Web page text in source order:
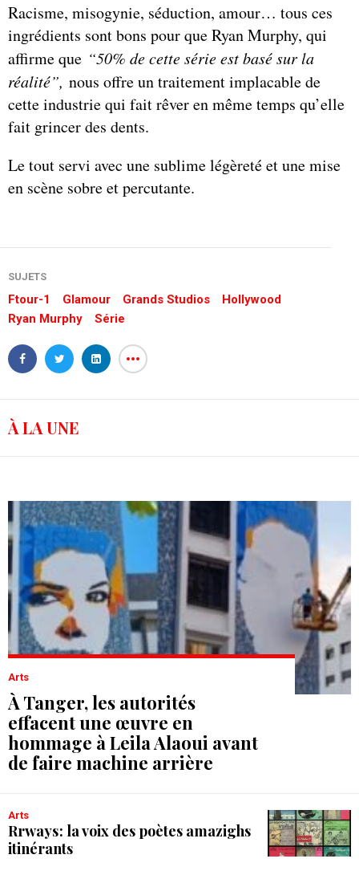
Racisme, misogynie, séduction, amour… tous ces
ingrédients sont bons pour que Ryan Murphy, qui
affirme que “50% de cette série est basé sur la
réalité”, nous offre un traitement implacable de
cette industrie qui fait rêver en même temps qu’elle
fait grincer des dents.
Le tout servi avec une sublime légèreté et une mise
en scène sobre et percutante.
SUJETS
Ftour-1 Glamour Grands Studios
Hollywood
Ryan Murphy
Série
À LA UNE
Arts
À Tanger, les autorités
effacent une œuvre en
hommage à Leila Alaoui avant
de faire machine arrière
Arts
Rrways : la voix des poètes amazighs
itinérants